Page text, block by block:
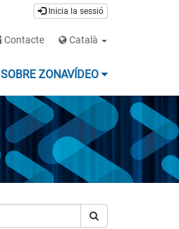
Inicia la sessió
Contacte Català
SOBRE ZONAVÍDEO